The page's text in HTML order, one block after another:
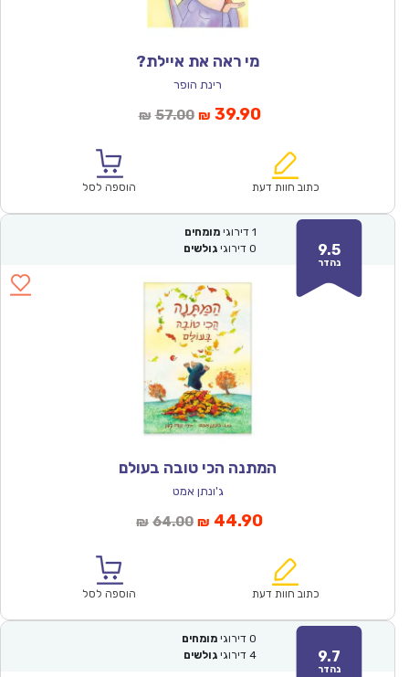
מי ראה את איילת?
רינת הופר
₪ 57.00המחיר
₪57.00.
₪ 39.90המחיר
הוא:
כתוב חוות דעת הוספה לסל
9.5
נהדר
1 דירוגי מומחים
0 דירוגי גולשים
המתנה הכי טובה בעולם
ג'ונתן אמט
₪ 64.00המחיר
₪64.00.
₪ 44.90המחיר
הוא:
כתוב חוות דעת הוספה לסל
9.7
נהדר
0 דירוגי מומחים
4 דירוגי גולשים